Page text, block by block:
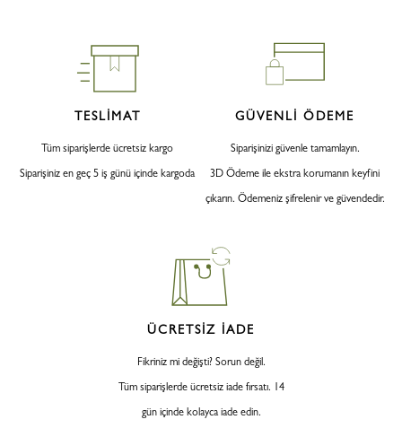
TESLİMAT
Tüm siparişlerde ücretsiz kargo
Siparişiniz en geç 5 iş günü içinde kargoda
GÜVENLİ ÖDEME
Siparişinizi güvenle tamamlayın.
3D Ödeme ile ekstra korumanın keyfini
çıkarın. Ödemeniz şifrelenir ve güvendedir.
ÜCRETSİZ İADE
Fikriniz mi değişti? Sorun değil.
Tüm siparişlerde ücretsiz iade fırsatı. 14
gün içinde kolayca iade edin.